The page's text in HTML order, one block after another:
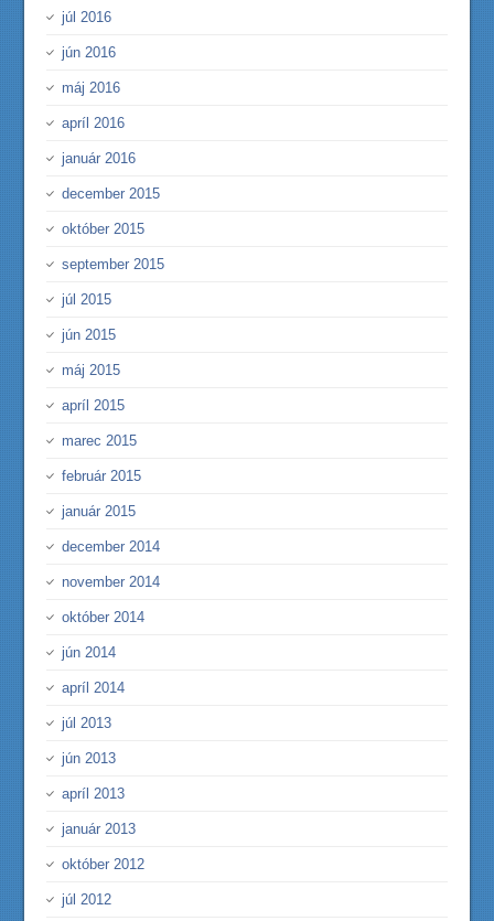
júl 2016
jún 2016
máj 2016
apríl 2016
január 2016
december 2015
október 2015
september 2015
júl 2015
jún 2015
máj 2015
apríl 2015
marec 2015
február 2015
január 2015
december 2014
november 2014
október 2014
jún 2014
apríl 2014
júl 2013
jún 2013
apríl 2013
január 2013
október 2012
júl 2012